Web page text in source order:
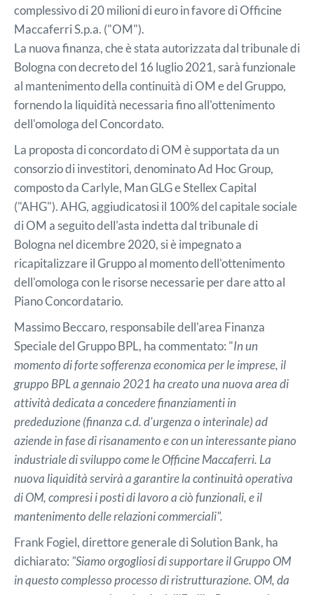
complessivo di 20 milioni di euro in favore di Officine
Maccaferri S.p.a. ("OM").
La nuova finanza, che è stata autorizzata dal tribunale di
Bologna con decreto del 16 luglio 2021, sarà funzionale
al mantenimento della continuità di OM e del Gruppo,
fornendo la liquidità necessaria fino all'ottenimento
dell'omologa del Concordato.
La proposta di concordato di OM è supportata da un
consorzio di investitori, denominato Ad Hoc Group,
composto da Carlyle, Man GLG e Stellex Capital
("AHG"). AHG, aggiudicatosi il 100% del capitale sociale
di OM a seguito dell'asta indetta dal tribunale di
Bologna nel dicembre 2020, si è impegnato a
ricapitalizzare il Gruppo al momento dell'ottenimento
dell'omologa con le risorse necessarie per dare atto al
Piano Concordatario.
Massimo Beccaro, responsabile dell'area Finanza
Speciale del Gruppo BPL, ha commentato: "In un
momento di forte sofferenza economica per le imprese, il
gruppo BPL a gennaio 2021 ha creato una nuova area di
attività dedicata a concedere finanziamenti in
prededuzione (finanza c.d. d'urgenza o interinale) ad
aziende in fase di risanamento e con un interessante piano
industriale di sviluppo come le Officine Maccaferri. La
nuova liquidità servirà a garantire la continuità operativa
di OM, compresi i posti di lavoro a ciò funzionali, e il
mantenimento delle relazioni commerciali".
Frank Fogiel, direttore generale di Solution Bank, ha
dichiarato: "Siamo orgogliosi di supportare il Gruppo OM
in questo complesso processo di ristrutturazione. OM, da